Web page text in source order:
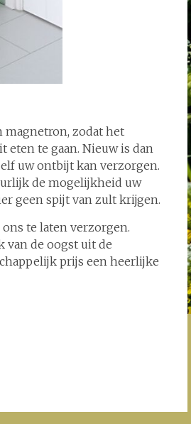
magnetron, zodat het
te gaan. Nieuw is dan
uw ontbijt kan verzorgen.
de mogelijkheid uw
geen spijt van zult krijgen.
te laten verzorgen.
van de oogst uit de
prijs een heerlijke